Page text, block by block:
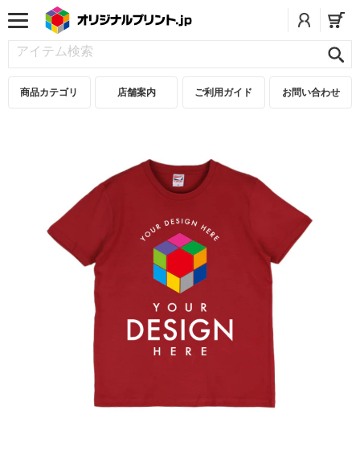
商品カテゴリ 店舗案内 ご利用ガイド お問い合わせ